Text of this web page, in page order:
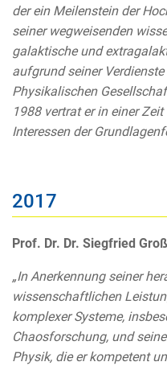
der ein Meilenstein der
seiner wegweisenden
galaktische und
aufgrund seiner
Physikalischen
1988 vertrat er in einer
Interessen der
2017
Prof. Dr. Dr. Siegfried
„In Anerkennung seiner
wissenschaftlichen
komplexer Systeme,
Chaosforschung, und
Physik, die er kompetent